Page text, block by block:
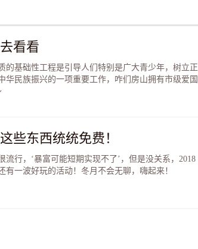
看看
的基础性工程是引导人们特别是广大青少年，树立正
华民族振兴的一项重要工作，咋们房山拥有市级爱国
些东西统统免费！
行，‘暴富可能短期实现不了’，但是没关系，2018
一波好玩的活动！冬月不会无聊，嗨起来！